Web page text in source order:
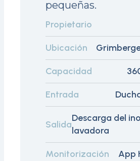
pequeñas.
Propietario
Ubicación
Capacidad
Entrada
Salida
Descarga del
lavadora
Monitorización App